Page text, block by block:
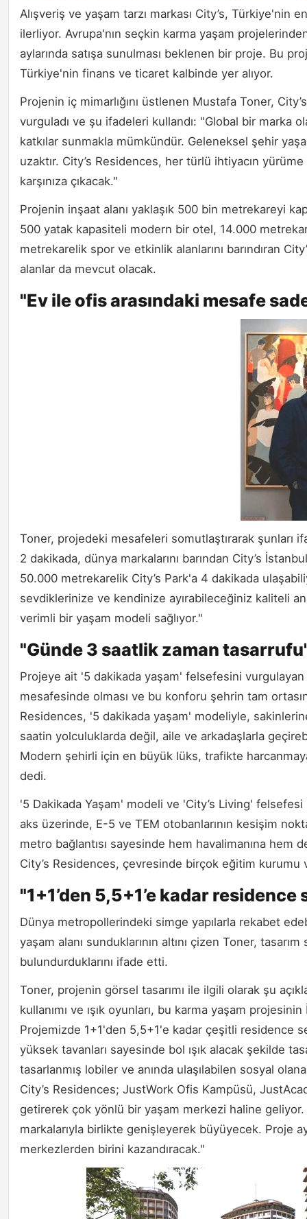
Alışveriş ve yaşam tarzı markası City’s,
ilerliyor. Avrupa'nın seçkin karma yaşam
aylarında satışa sunulması beklenen bir proje. Bu
Türkiye'nin finans ve ticaret kalbinde yer alıyor.
Projenin iç mimarlığını üstlenen Mustafa Toner,
vurguladı ve şu ifadeleri kullandı: "Global bir marka
katkılar sunmakla mümkündür. Geleneksel şehir
uzaktır. City’s Residences, her türlü ihtiyacın
karşınıza çıkacak."
Projenin inşaat alanı yaklaşık 500 bin metrekareyi
500 yatak kapasiteli modern bir otel, 14.000
metrekarelik spor ve etkinlik alanlarını barındıran
alanlar da mevcut olacak.
"Ev ile ofis arasındaki mesafe
Toner, projedeki mesafeleri somutlaştırarak şunları
2 dakikada, dünya markalarını barından City’s
50.000 metrekarelik City’s Park'a 4 dakikada
sevdiklerinize ve kendinize ayırabileceğiniz kaliteli
verimli bir yaşam modeli sağlıyor."
"Günde 3 saatlik zaman
Projeye ait '5 dakikada yaşam' felsefesini
mesafesinde olması ve bu konforu şehrin tam
Residences, '5 dakikada yaşam' modeliyle,
saatin yolculuklarda değil, aile ve arkadaşlarla
Modern şehirli için en büyük lüks, trafikte
dedi.
'5 Dakikada Yaşam' modeli ve 'City’s Living'
aks üzerinde, E-5 ve TEM otobanlarının kesişim
metro bağlantısı sayesinde hem havalimanına hem
City’s Residences, çevresinde birçok eğitim kurumu
"1+1’den 5,5+1’e kadar
Dünya metropollerindeki simge yapılarla rekabet
yaşam alanı sunduklarının altını çizen Toner,
bulundurduklarını ifade etti.
Toner, projenin görsel tasarımı ile ilgili olarak şu
kullanımı ve ışık oyunları, bu karma yaşam
Projemizde 1+1'den 5,5+1'e kadar çeşitli residence
yüksek tavanları sayesinde bol ışık alacak şekilde
tasarlanmış lobiler ve anında ulaşılabilen sosyal
City’s Residences; JustWork Ofis Kampüsü,
getirerek çok yönlü bir yaşam merkezi haline
markalarıyla birlikte genişleyerek büyüyecek. Proje
merkezlerden birini kazandıracak."